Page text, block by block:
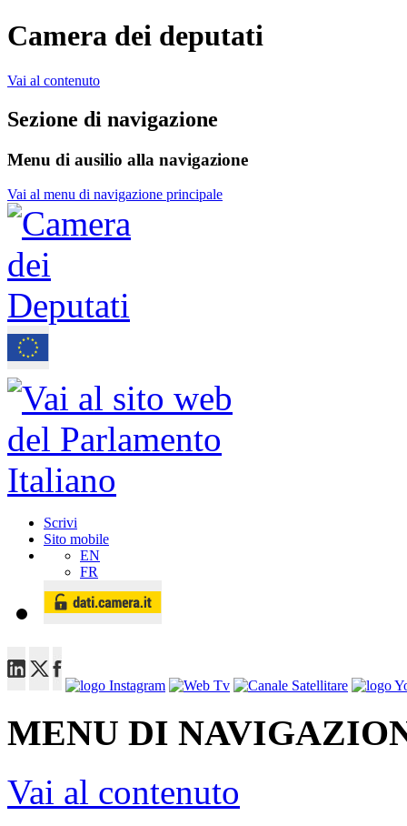
Camera dei deputati
Vai al contenuto
Sezione di navigazione
Menu di ausilio alla navigazione
Vai al menu di navigazione principale
Scrivi
Sito mobile
EN
FR
MENU DI
Vai al contenuto